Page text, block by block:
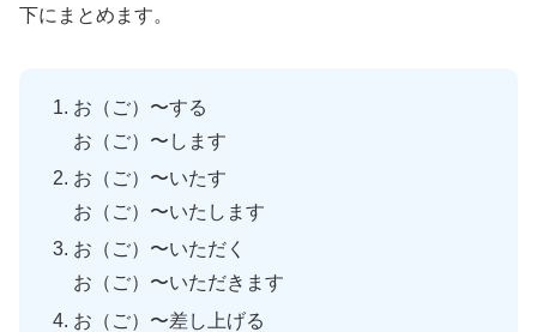
下にまとめます。
お（ご）〜する
お（ご）〜します
お（ご）〜いたす
お（ご）〜いたします
お（ご）〜いただく
お（ご）〜いただきます
お（ご）〜差し上げる